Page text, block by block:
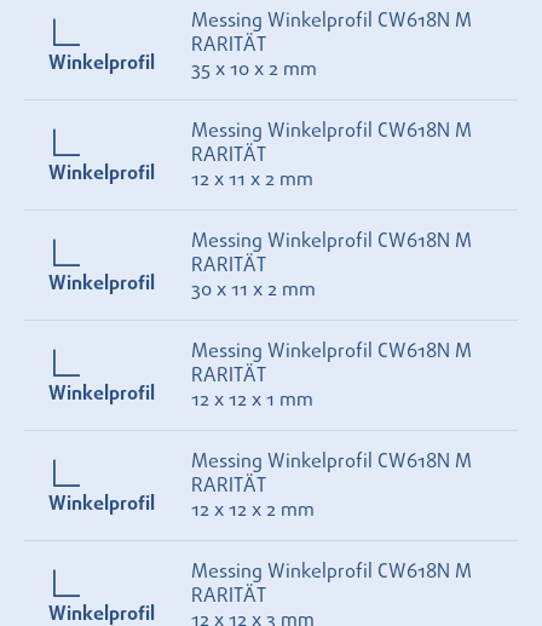
Winkelprofil
Messing Winkelprofil CW618N M
RARITÄT
35 x 10 x 2 mm
Winkelprofil
Messing Winkelprofil CW618N M
RARITÄT
12 x 11 x 2 mm
Winkelprofil
Messing Winkelprofil CW618N M
RARITÄT
30 x 11 x 2 mm
Winkelprofil
Messing Winkelprofil CW618N M
RARITÄT
12 x 12 x 1 mm
Winkelprofil
Messing Winkelprofil CW618N M
RARITÄT
12 x 12 x 2 mm
Winkelprofil
Messing Winkelprofil CW618N M
RARITÄT
12 x 12 x 3 mm